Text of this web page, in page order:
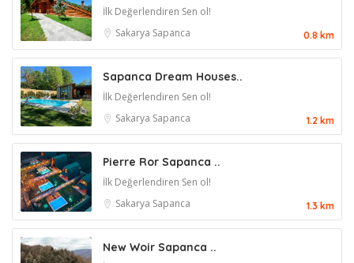
İlk Değerlendiren Sen ol!
Sakarya Sapanca 0.8 km
Sapanca Dream Houses..
İlk Değerlendiren Sen ol!
Sakarya Sapanca 1.2 km
Pierre Ror Sapanca ..
İlk Değerlendiren Sen ol!
Sakarya Sapanca 1.3 km
New Woir Sapanca ..